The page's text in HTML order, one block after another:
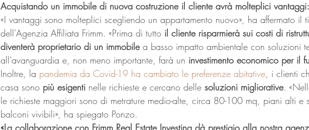
Acquistando un immobile di nuova costruzione il cliente avrà molteplici
«I vantaggi sono molteplici scegliendo un appartamento nuovo», ha affermato il
dell’Agenzia Affiliata Frimm. «Prima di tutto il cliente risparmierà sui costi di
diventerà proprietario di un immobile a basso impatto ambientale con soluzioni
all’avanguardia e, non meno importante, farà un investimento economico per il
Inoltre, la pandemia da Covid-19 ha cambiato le preferenze abitative , i clienti
casa sono più esigenti nelle richieste e cercano delle soluzioni migliorative.
le richieste maggiori sono di metrature medio-alte, circa 80-100 mq, piani alti e
balconi vivibili», ha spiegato Ponzo.
«La collaborazione con Frimm Real Estate Investing dà prestigio alla nostra